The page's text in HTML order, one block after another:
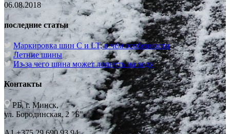
06.08.2018
последние статьи
Маркировка шин C и LT, в чём особенности
Летние шины
Из-за чего шина может лопнуть на ходу
Контакты
РБ, г. Минск,
ул. Бородинская, 2 "Б",